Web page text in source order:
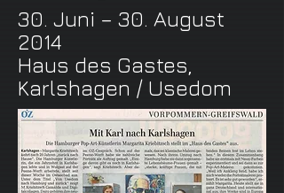
30. Juni – 30. August
2014
Haus des Gastes,
Karlshagen / Usedom